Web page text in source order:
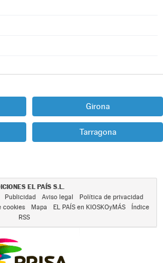
Girona
Tarragona
EL PAÍS S.L.
Publicidad Aviso legal
Política de privacidad
cookies Mapa EL PAÍS en KIOSKOyMÁS
Índice
RSS